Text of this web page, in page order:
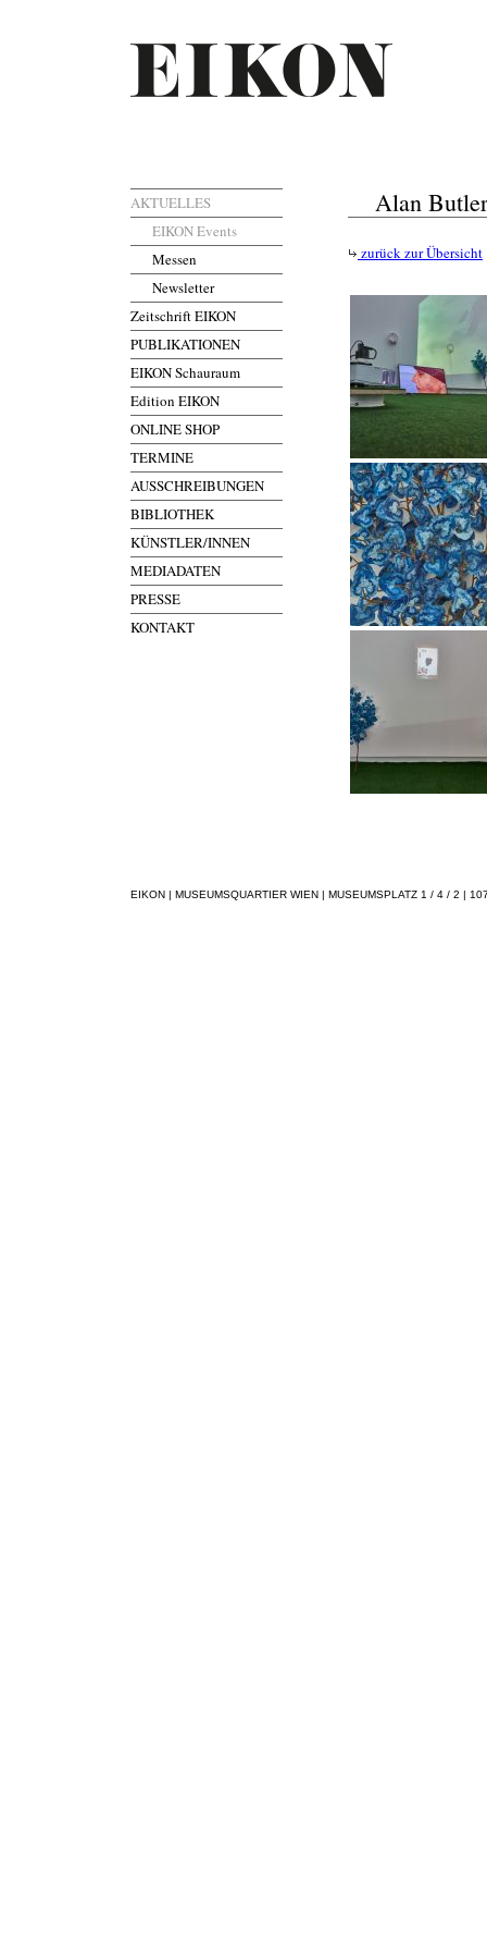
AKTUELLES
EIKON Events
Messen
Newsletter
Zeitschrift EIKON
PUBLIKATIONEN
EIKON Schauraum
Edition EIKON
ONLINE SHOP
TERMINE
AUSSCHREIBUNGEN
BIBLIOTHEK
KÜNSTLER/INNEN
MEDIADATEN
PRESSE
KONTAKT
Alan
zurück zur Übersicht
EIKON | MUSEUMSQUARTIER WIEN | MUSEUMSPLATZ 1 / 4 / 2 |